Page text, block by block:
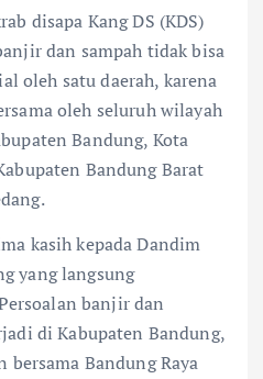
disapa Kang DS (KDS)
dan sampah tidak bisa
oleh satu daerah, karena
oleh seluruh wilayah
Bandung, Kota
Bandung Barat
kasih kepada Dandim
yang langsung
banjir dan
di Kabupaten Bandung,
Bandung Raya